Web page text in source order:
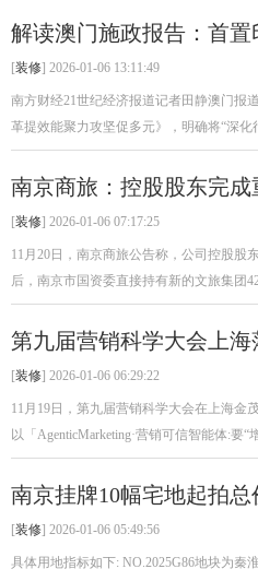
解读澳门施政报告：首
[装修] 2026-01-06 13:11:49
南方财经21世纪经济报道记者田静澳门报
革提效能聚力攻坚促多元》，明确将“深
南京商旅：控股股东完成
[装修] 2026-01-06 07:17:25
11月20日，南京商旅公告称，公司控股股
后，南京市国资委直接持有新的文旅集团
第九届营销科学大会上
[装修] 2026-01-06 06:29:22
11月19日，第九届营销科学大会在上海金
以「AgenticMarketing·营销可信智能体:要“
南京挂牌10幅宅地起拍总
[装修] 2026-01-06 05:49:56
具体用地指标如下: NO.2025G86地块为